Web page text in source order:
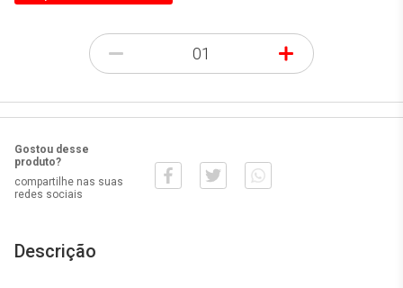
- +
Gostou desse
produto?
compartilhe nas suas
redes sociais
Descrição